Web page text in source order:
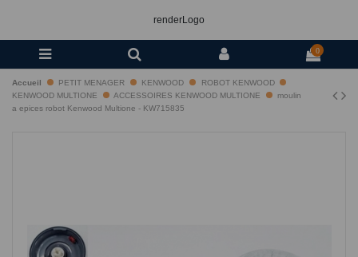
renderLogo
0
Accueil PETIT MENAGER KENWOOD
ROBOT KENWOOD
KENWOOD MULTIONE
ACCESSOIRES KENWOOD MULTIONE
moulin
a epices robot Kenwood Multione - KW715835